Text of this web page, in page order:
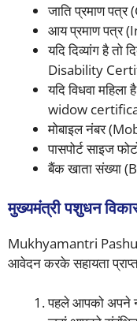
जाति प्रमाण
आय प्रमाण पत्र
यदि दिव्यांग है
Disability
यदि विधवा
widow
मोबाइल नंबर
पासपोर्ट साइज
बैंक खाता संख्या
मुख्यमंत्री पशुधन
Mukhyamantri
आवेदन करके सहायता
पहले आपको अपने